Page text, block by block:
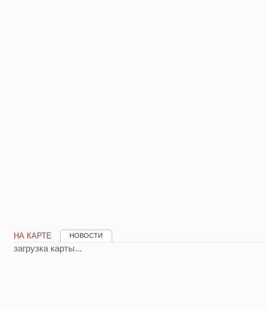
НА КАРТЕ НОВОСТИ
загрузка карты...